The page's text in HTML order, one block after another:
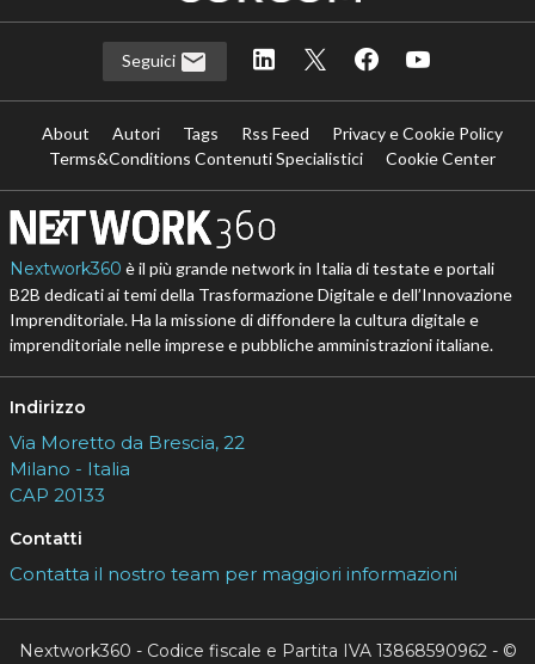
Seguici
About Autori Tags Rss Feed
Privacy e Cookie Policy
Terms&Conditions Contenuti Specialistici
Cookie Center
Nextwork360 è il più grande network in Italia di testate e portali
B2B dedicati ai temi della Trasformazione Digitale e dell’Innovazione
Imprenditoriale. Ha la missione di diffondere la cultura digitale e
imprenditoriale nelle imprese e pubbliche amministrazioni italiane.
Indirizzo
Via Moretto da Brescia, 22
Milano - Italia
CAP 20133
Contatti
Contatta il nostro team per maggiori informazioni
Nextwork360 - Codice fiscale e Partita IVA 13868590962 - ©